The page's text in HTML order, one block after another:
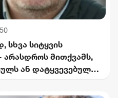
სხვა სიტყვის
არასდროს მითქვამს,
ან დატყვევებულს